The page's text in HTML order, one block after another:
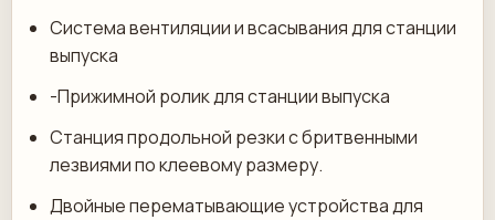
Система вентиляции и всасывания для станции
выпуска
-Прижимной ролик для станции выпуска
Станция продольной резки с бритвенными
лезвиями по клеевому размеру.
Двойные перематывающие устройства для